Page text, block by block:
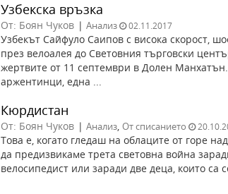
Узбекска връзка
От: Боян Чуков | Анализ 02.11.2017
Узбекът Сайфуло Саипов с висока скорост,
през велоалея до Световния търговски
жертвите от 11 септември в Долен
аржентинци, една ...
Кюрдистан
От: Боян Чуков | Анализ, От списанието
Това е, когато гледаш на облаците от горе
да предизвикаме трета световна война
велосипедист или заради две деца, които са